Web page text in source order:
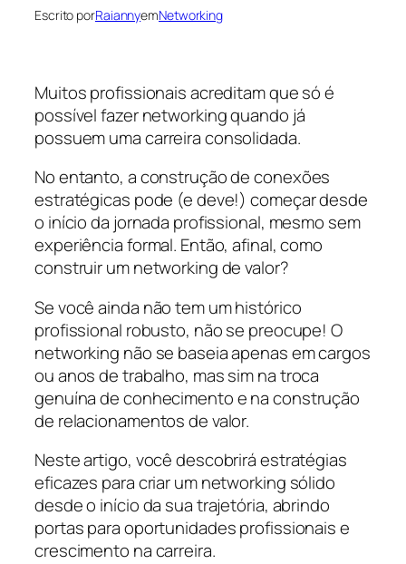
Escrito porRaiannyemNetworking
Muitos profissionais acreditam que só é
possível fazer networking quando já
possuem uma carreira consolidada.
No entanto, a construção de conexões
estratégicas pode (e deve!) começar desde
o início da jornada profissional, mesmo sem
experiência formal. Então, afinal, como
construir um networking de valor?
Se você ainda não tem um histórico
profissional robusto, não se preocupe! O
networking não se baseia apenas em cargos
ou anos de trabalho, mas sim na troca
genuína de conhecimento e na construção
de relacionamentos de valor.
Neste artigo, você descobrirá estratégias
eficazes para criar um networking sólido
desde o início da sua trajetória, abrindo
portas para oportunidades profissionais e
crescimento na carreira.